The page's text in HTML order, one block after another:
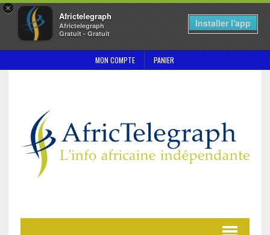
×
Africtelegraph
Africtelegraph
Gratuit - Gratuit
Installer l'app
MON COMPTE PANIER